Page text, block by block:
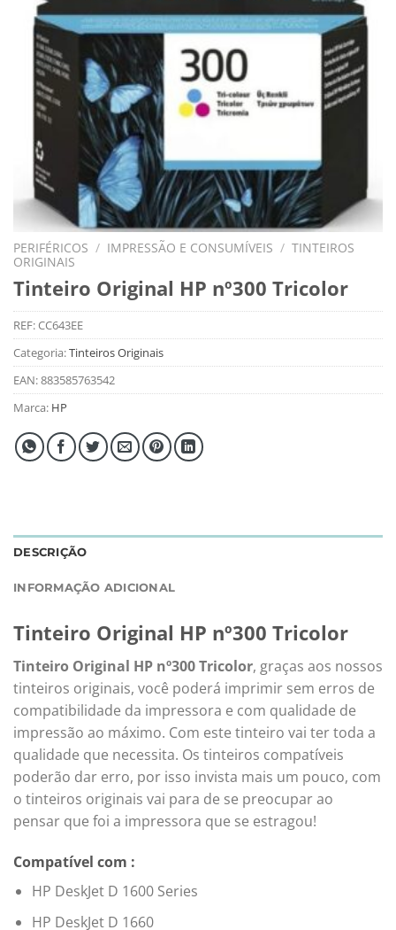
PERIFÉRICOS / IMPRESSÃO E CONSUMÍVEIS / TINTEIROS
ORIGINAIS
Tinteiro Original HP nº300 Tricolor
REF:CC643EE
Categoria:Tinteiros Originais
EAN:883585763542
Marca: HP
DESCRIÇÃO
INFORMAÇÃO ADICIONAL
Tinteiro Original HP nº300 Tricolor
Tinteiro Original HP nº300 Tricolor, graças aos nossos
tinteiros originais, você poderá imprimir sem erros de
compatibilidade da impressora e com qualidade de
impressão ao máximo. Com este tinteiro vai ter toda a
qualidade que necessita. Os tinteiros compatíveis
poderão dar erro, por isso invista mais um pouco, com
o tinteiros originais vai para de se preocupar ao
pensar que foi a impressora que se estragou!
Compatível com :
HP DeskJet D 1600 Series
HP DeskJet D 1660